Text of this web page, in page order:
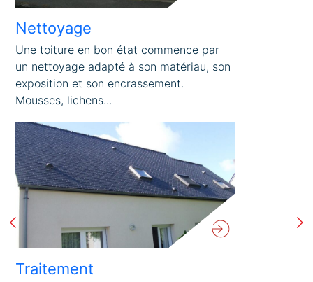
Nettoyage
Une toiture en bon état commence par
un nettoyage adapté à son matériau, son
exposition et son encrassement.
Mousses, lichens...
Traitement